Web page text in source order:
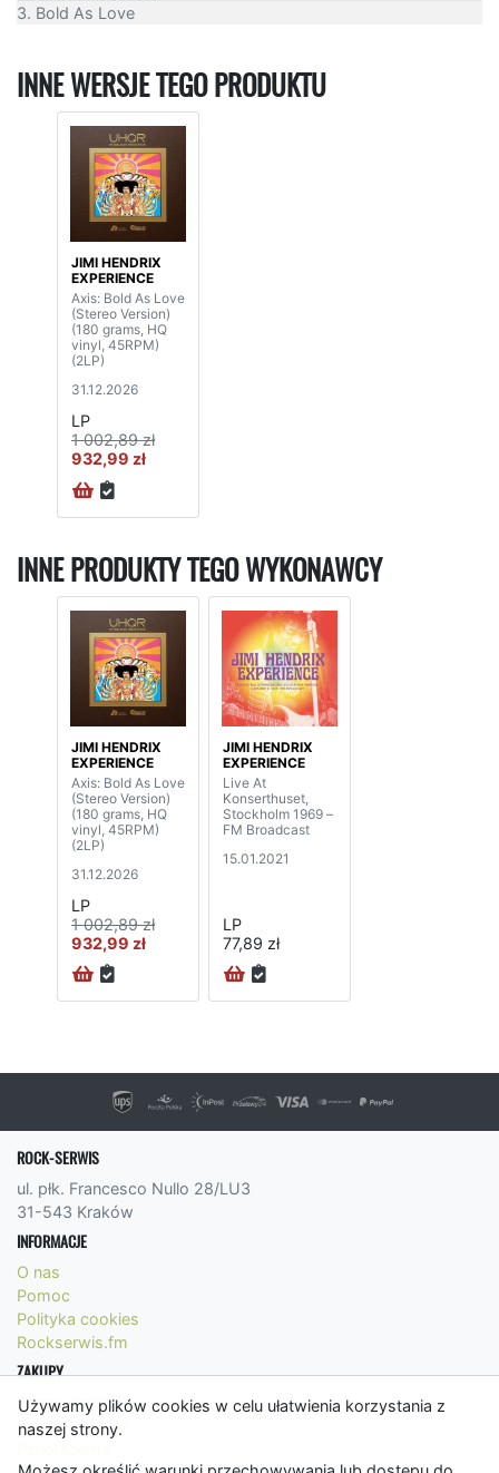
Używamy plików cookies w celu ułatwienia korzystania z
naszej strony.
3. Bold As Love
INNE WERSJE TEGO PRODUKTU
JIMI HENDRIX
EXPERIENCE
Axis: Bold As Love
(Stereo Version)
(180 grams, HQ
vinyl, 45RPM)
(2LP)
31.12.2026
LP
1 002,89 zł
932,99 zł
INNE PRODUKTY TEGO WYKONAWCY
JIMI HENDRIX
EXPERIENCE
Axis: Bold As Love
(Stereo Version)
(180 grams, HQ
vinyl, 45RPM)
(2LP)
31.12.2026
LP
1 002,89 zł
932,99 zł
JIMI HENDRIX
EXPERIENCE
Live At
Konserthuset,
Stockholm 1969 –
FM Broadcast
15.01.2021
LP
77,89 zł
ROCK-SERWIS
ul. płk. Francesco Nullo 28/LU3
31-543 Kraków
INFORMACJE
O nas
Pomoc
Polityka cookies
Rockserwis.fm
ZAKUPY
Formy płatności
Koszty wysyłki